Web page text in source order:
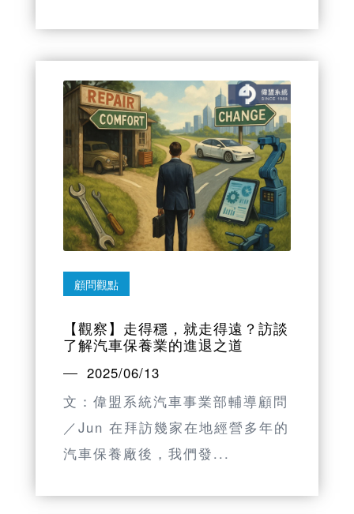
顧問觀點
【觀察】走得穩，就走得遠？訪談
了解汽車保養業的進退之道
2025/06/13
文：偉盟系統汽車事業部輔導顧問
／Jun 在拜訪幾家在地經營多年的
汽車保養廠後，我們發...